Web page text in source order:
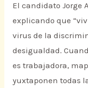
El candidato Jorge
explicando que
virus de la
desigualdad.
es trabajadora,
yuxtaponen todas